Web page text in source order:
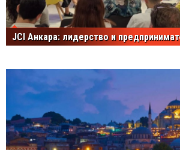
JCI Анкара: лидерство и